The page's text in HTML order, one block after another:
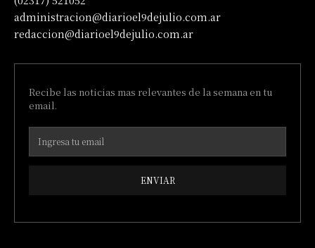
administracion@diarioel9dejulio.com.ar
redaccion@diarioel9dejulio.com.ar
Recibe las noticias mas relevantes de la semana en tu
email.
ENVIAR